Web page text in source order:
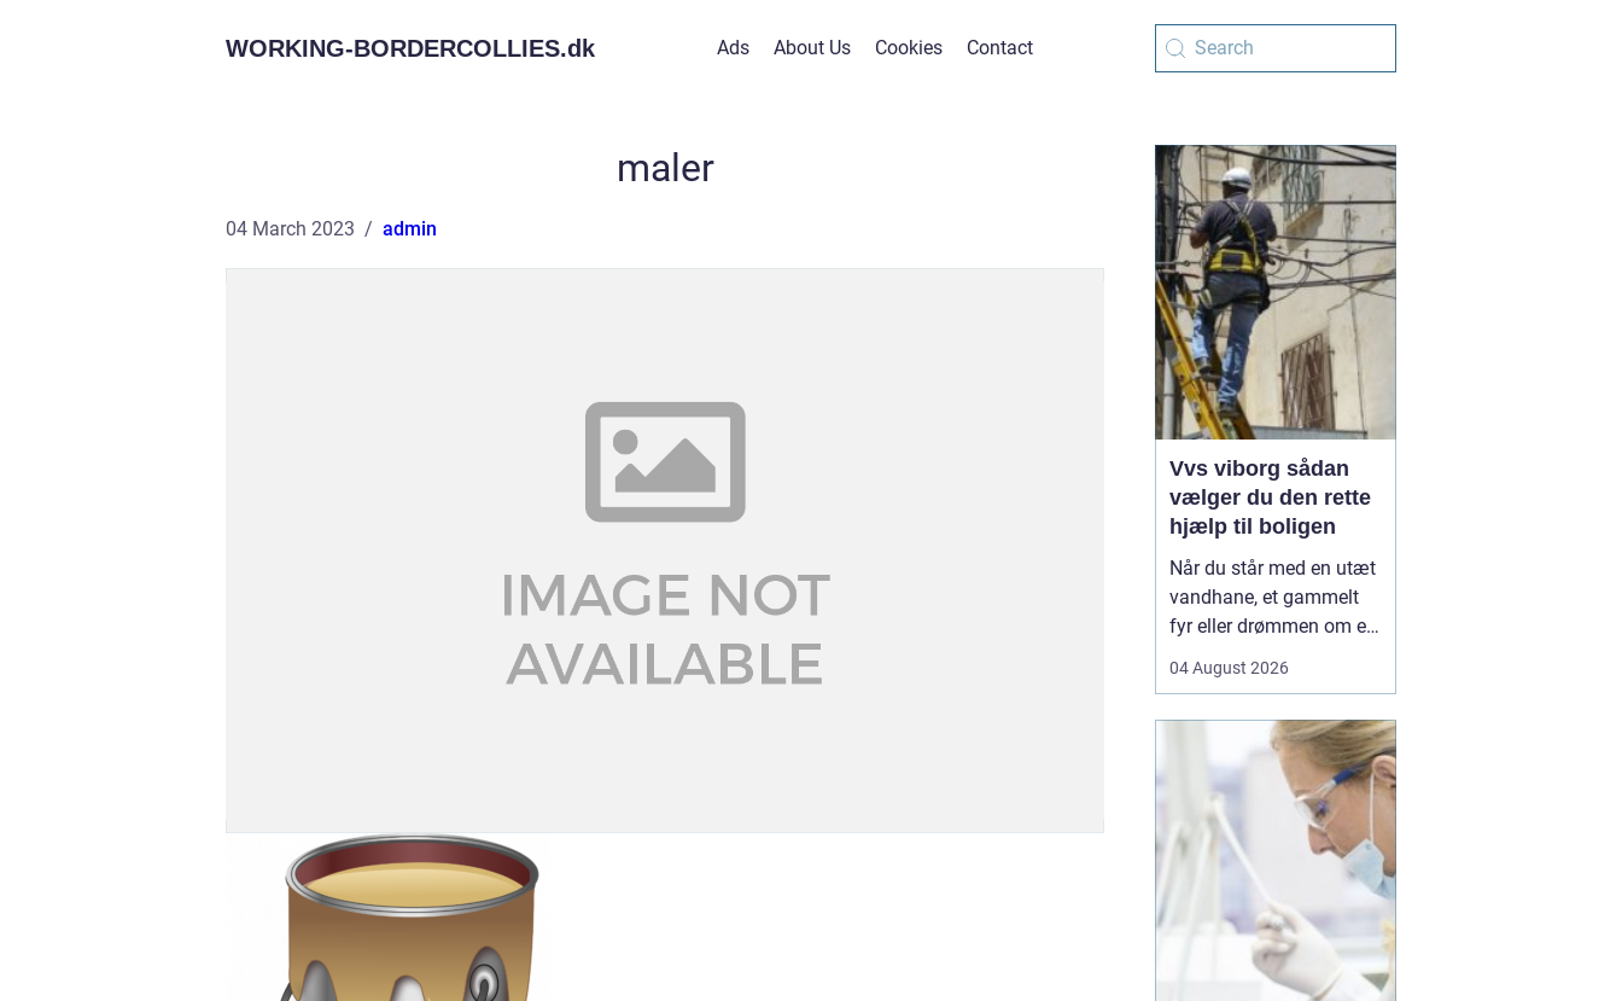
WORKING-BORDERCOLLIES.dk Ads About Us Cookies Contact
maler
04 March 2023 admin
Vvs viborg sådan
vælger du den rette
hjælp til boligen
Når du står med en utæt
vandhane, et gammelt
fyr eller drømmen om et
dygtig VVSer være
løsning og en dyr
langtidsskade. I Viborg
og omegn findes der
mange fagfolk, men
hvordan sikrer du dig, at
04 August 2026